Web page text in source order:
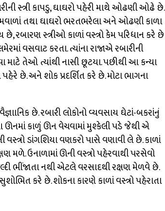
સ્ત્રી કાપડુ, ઘાઘરો પહેરી માથે ઓઢણી ઓઢે છે.
તથા ઘાઘરો ભરતભરેલા અને ઓઢણી કાળા
રબારણ સ્ત્રીઓ કાળાં વસ્ત્રો કેમ પરિધાન કરે છે
વસવાટ કરતા. ત્યાંના રાજાએ રબારીની
માટે તેઓ ત્યાંથી નાસી છૂટયા. પછીથી આ કન્યા
છે. અને શોક પ્રદર્શિત કરે છે. મોટા ભાગના
છે. રબારી લોકોનો વ્યવસાય ઘેટાં-બકરાંનું
કાળું ઊન વેચવામાં મુશ્કેલી પડે જેથી એ
ડાંગશિયા વણકરો પાસે વણાવી લે છે. કાળાં
મળે. ઉનાળામાં ઊની વસ્ત્રો પહેરવાથી પરસેવો
ભીંજાતા નથી એટલે વરસાદથી રક્ષણ મેળવે છે.
કરે છે. શોકના કારણે કાળાં વસ્ત્રો પહેરાતા